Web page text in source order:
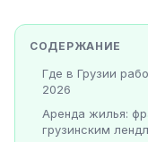
СОДЕРЖАНИЕ
Где в Грузии
2026
Аренда жилья:
грузинским